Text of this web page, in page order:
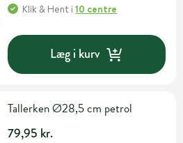
Klik & Hent i10 centre
Læg i kurv
Tallerken Ø28,5 cm petrol
79,95 kr.